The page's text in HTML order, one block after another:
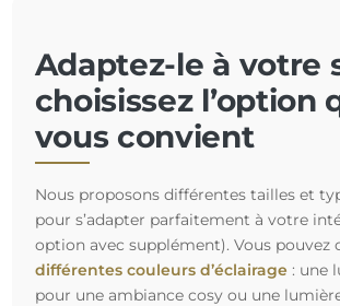
Adaptez-le à votre
choisissez l’option
vous convient
Nous proposons différentes tailles et
pour s’adapter parfaitement à votre
option avec supplément). Vous pouvez
différentes couleurs d’éclairage: une
pour une ambiance cosy ou une